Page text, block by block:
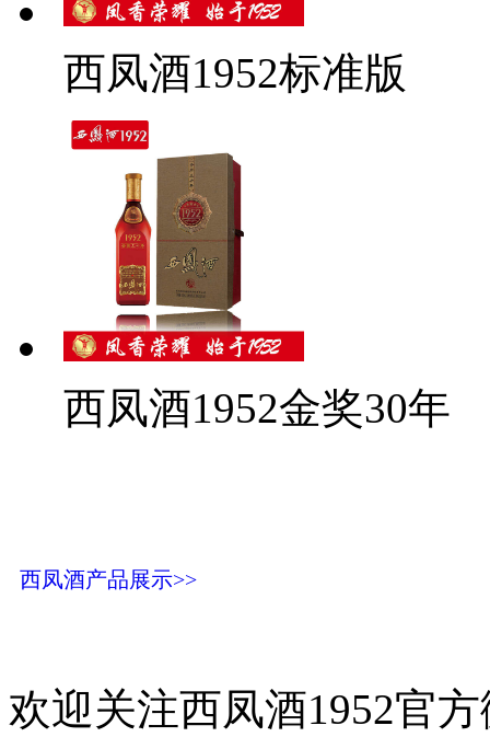
西凤酒1952标准版
西凤酒1952金奖30年
西凤酒产品展示>>
欢迎关注西凤酒1952官